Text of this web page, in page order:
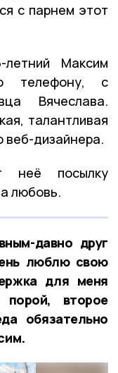
с парнем этот
Максим
телефону, с
Вячеслава.
талантливая
веб-дизайнера.
неё посылку
любовь.
давно друг
люблю свою
для меня
второе
обязательно